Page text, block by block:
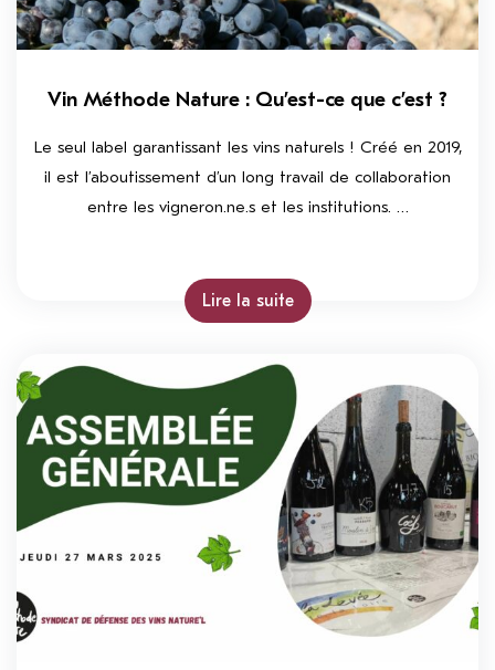
Vin Méthode Nature : Qu’est-ce que c’est ?
Le seul label garantissant les vins naturels ! Créé en 2019,
il est l’aboutissement d’un long travail de collaboration
entre les vigneron.ne.s et les institutions. …
Lire la suite